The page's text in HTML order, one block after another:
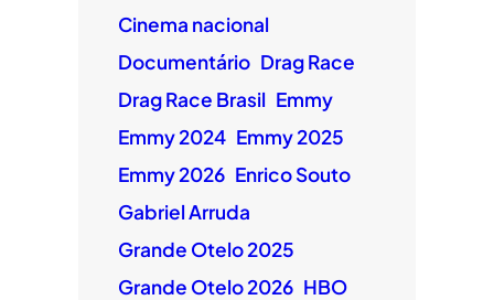
Cinema nacional
Documentário Drag Race
Drag Race Brasil Emmy
Emmy 2024 Emmy 2025
Emmy 2026 Enrico Souto
Gabriel Arruda
Grande Otelo 2025
Grande Otelo 2026 HBO